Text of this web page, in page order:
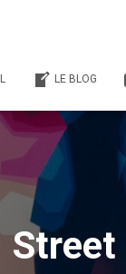
LE BLOG
Street